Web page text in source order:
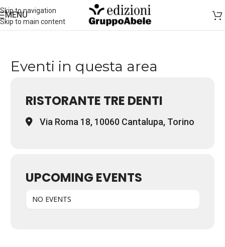
Skip to navigation
Skip to main content
MENU
Eventi in questa area
RISTORANTE TRE DENTI
Via Roma 18, 10060 Cantalupa, Torino
UPCOMING EVENTS
NO EVENTS